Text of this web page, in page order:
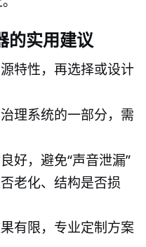
的实用建议
源特性，再选择或设计
治理系统的一部分，需
好，避免“声音泄漏”
老化、结构是否损
有限，专业定制方案